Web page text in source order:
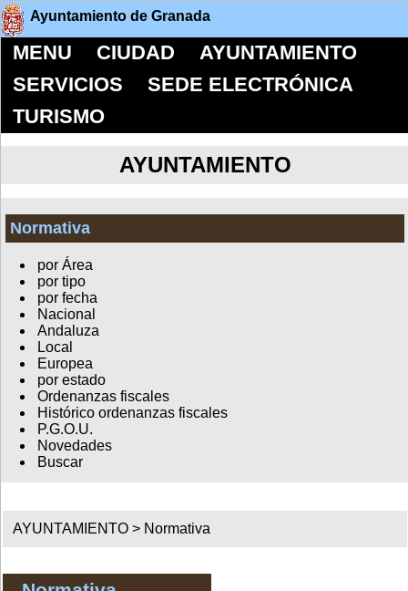
Ayuntamiento de Granada
MENU CIUDAD
AYUNTAMIENTO
SERVICIOS
SEDE ELECTRÓNICA
TURISMO
AYUNTAMIENTO
Normativa
por Área
por tipo
por fecha
Nacional
Andaluza
Local
Europea
por estado
Ordenanzas fiscales
Histórico ordenanzas fiscales
P.G.O.U.
Novedades
Buscar
AYUNTAMIENTO > Normativa